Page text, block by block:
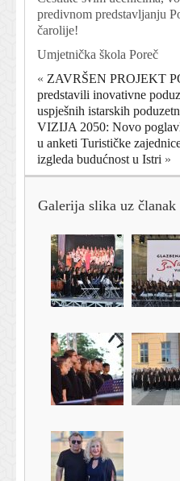
predivnom predstavljanju
čarolije!
Umjetnička škola Poreč
« ZAVRŠEN PROJEKT
predstavili inovativne
uspješnih istarskih
VIZIJA 2050: Novo
u anketi Turističke
izgleda budućnost u Istri »
Galerija slika uz članak